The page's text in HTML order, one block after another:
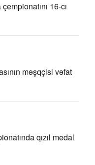
16-cı
məşqçisi vəfat
qızıl medal